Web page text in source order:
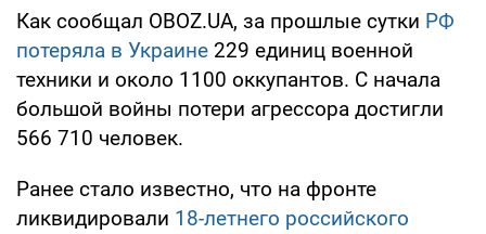
Как сообщал OBOZ.UA, за прошлые сутки РФ
потеряла в Украине 229 единиц военной
техники и около 1100 оккупантов. С начала
большой войны потери агрессора достигли
566 710 человек.
Ранее стало известно, что на фронте
ликвидировали 18-летнего российского